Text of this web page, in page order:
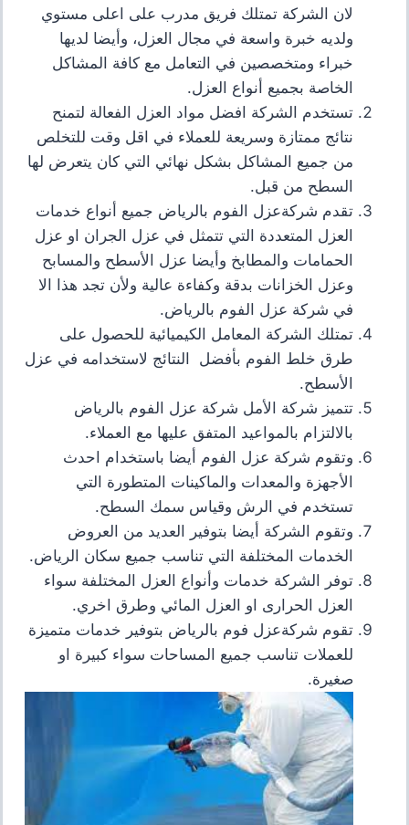
لان الشركة تمتلك فريق مدرب على اعلى مستوي
ولديه خبرة واسعة في مجال العزل، وأيضا لديها
خبراء ومتخصصين في التعامل مع كافة المشاكل
الخاصة بجميع أنواع العزل.
تستخدم الشركة افضل مواد العزل الفعالة لتمنح
نتائج ممتازة وسريعة للعملاء في اقل وقت للتخلص
من جميع المشاكل بشكل نهائي التي كان يتعرض لها
السطح من قبل.
تقدم شركةعزل الفوم بالرياض جميع أنواع خدمات
العزل المتعددة التي تتمثل في عزل الجران او عزل
الحمامات والمطابخ وأيضا عزل الأسطح والمسابح
وعزل الخزانات بدقة وكفاءة عالية ولأن تجد هذا الا
في شركة عزل الفوم بالرياض.
تمتلك الشركة المعامل الكيميائية للحصول على
طرق خلط الفوم بأفضل النتائج لاستخدامه في عزل
الأسطح.
تتميز شركة الأمل شركة عزل الفوم بالرياض
بالالتزام بالمواعيد المتفق عليها مع العملاء.
وتقوم شركة عزل الفوم أيضا باستخدام احدث
الأجهزة والمعدات والماكينات المتطورة التي
تستخدم في الرش وقياس سمك السطح.
وتقوم الشركة أيضا بتوفير العديد من العروض
الخدمات المختلفة التي تناسب جميع سكان الرياض.
توفر الشركة خدمات وأنواع العزل المختلفة سواء
العزل الحرارى او العزل المائي وطرق اخري.
تقوم شركةعزل فوم بالرياض بتوفير خدمات متميزة
للعملات تناسب جميع المساحات سواء كبيرة او
صغيرة.